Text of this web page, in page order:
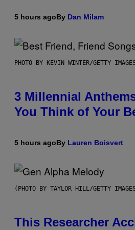
5 hours agoBy Dan Milam
PHOTO BY KEVIN WINTER/GETTY
3 Millennial
You Think of Your
5 hours agoBy Lauren Boisvert
(PHOTO BY TAYLOR HILL/GETTY
This Researcher